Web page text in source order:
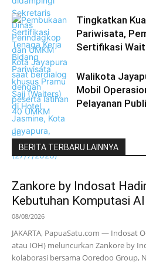
Tingkatkan
Pariwisata,
Sertifikasi
Walikota
Mobil
Pelayanan
BERITA TERBARU LAINNYA
Zankore by Indosat
Kebutuhan Komputasi
08/08/2026
JAKARTA, PapuaSatu.com — Indosat
atau IOH) meluncurkan Zankore by
kolaborasi bersama Ooredoo Group,